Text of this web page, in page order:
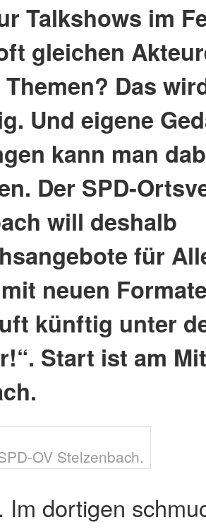
Talkshows im
gleichen
Das
Und eigene
kann man
Der SPD-
will deshalb
für
neuen
künftig unter
Start ist am
OV Stelzenbach.
Im dortigen